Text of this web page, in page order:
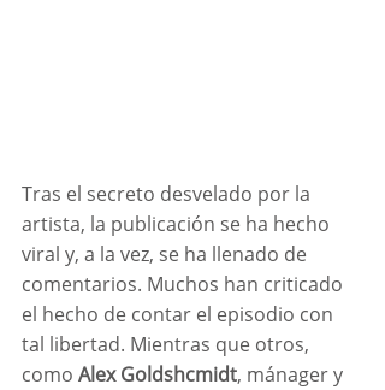
Tras el secreto desvelado por la
artista, la publicación se ha hecho
viral y, a la vez, se ha llenado de
comentarios. Muchos han criticado
el hecho de contar el episodio con
tal libertad. Mientras que otros,
como Alex Goldshcmidt, mánager y